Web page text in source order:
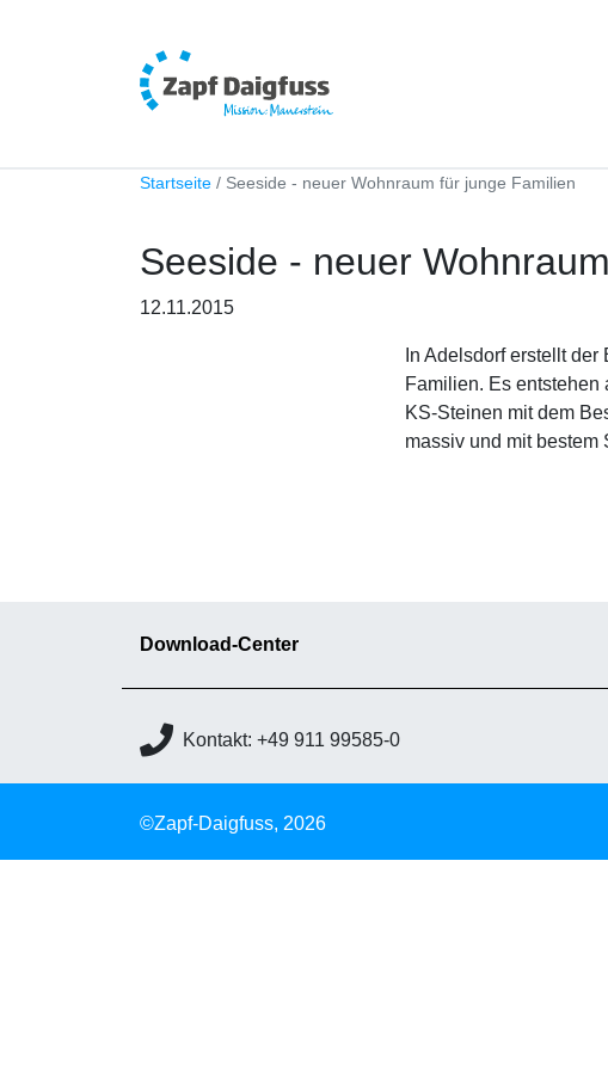
Startseite Seeside - neuer Wohnraum für junge Familien
Seeside - neuer
12.11.2015
In Adelsdorf erstellt
Familien. Es entstehen
KS-Steinen mit dem
massiv und mit bestem
Download-Center
Kontakt: +49 911 99585-0
©Zapf-Daigfuss, 2026